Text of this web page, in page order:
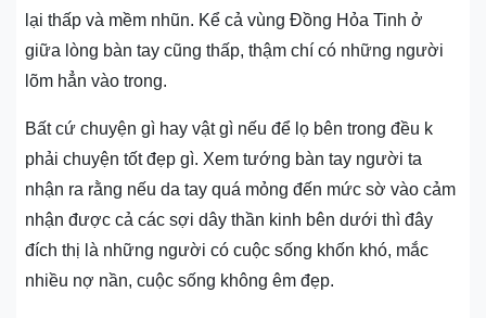
lại thấp và mềm nhũn. Kể cả vùng Đồng Hỏa Tinh ở
giữa lòng bàn tay cũng thấp, thậm chí có những người
lõm hẳn vào trong.
Bất cứ chuyện gì hay vật gì nếu để lọ bên trong đều k
phải chuyện tốt đẹp gì. Xem tướng bàn tay người ta
nhận ra rằng nếu da tay quá mỏng đến mức sờ vào cảm
nhận được cả các sợi dây thần kinh bên dưới thì đây
đích thị là những người có cuộc sống khốn khó, mắc
nhiều nợ nần, cuộc sống không êm đẹp.